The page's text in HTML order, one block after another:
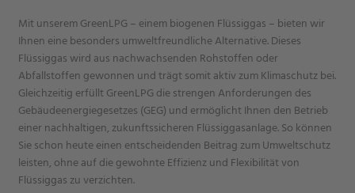
Mit unserem GreenLPG – einem biogenen Flüssiggas – bieten wir
Ihnen eine besonders umweltfreundliche Alternative. Dieses
Flüssiggas wird aus nachwachsenden Rohstoffen oder
Abfallstoffen gewonnen und trägt somit aktiv zum Klimaschutz bei.
Gleichzeitig erfüllt GreenLPG die strengen Anforderungen des
Gebäudeenergiegesetzes (GEG) und ermöglicht Ihnen den Betrieb
einer nachhaltigen, zukunftssicheren Flüssiggasanlage. So können
Sie schon heute einen entscheidenden Beitrag zum Umweltschutz
leisten, ohne auf die gewohnte Effizienz und Flexibilität von
Flüssiggas zu verzichten.